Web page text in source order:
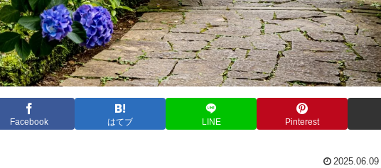
Facebook はてブ LINE Pinterest
2025.06.09